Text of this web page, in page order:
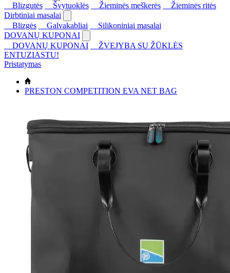
Blizgutės
Švytuoklės Žieminės meškerės
Žieminės ritės
Dirbtiniai masalai
Blizgės
Galvakabliai
Silikoniniai masalai
DOVANŲ KUPONAI
DOVANŲ KUPONAI
ŽVEJYBA SU ŽŪKLĖS
ENTUZIASTU!
Pristatymas
PRESTON COMPETITION EVA NET BAG